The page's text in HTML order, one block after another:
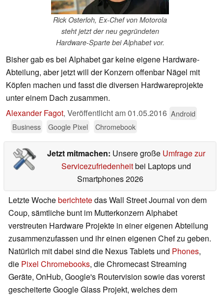
Rick Osterloh, Ex-Chef von Motorola
steht jetzt der neu gegründeten
Hardware-Sparte bei Alphabet vor.
Bisher gab es bei Alphabet gar keine eigene Hardware-
Abteilung, aber jetzt will der Konzern offenbar Nägel mit
Köpfen machen und fasst die diversen Hardwareprojekte
unter einem Dach zusammen.
Alexander Fagot, Veröffentlicht am01.05.2016 Android
Business
Google Pixel Chromebook
Jetzt mitmachen: Unsere große Umfrage zur
Servicezufriedenheitbei Laptops und
Smartphones 2026
Letzte Wocheberichtetedas Wall Street Journal von dem
Coup, sämtliche bunt im Mutterkonzern Alphabet
verstreuten Hardware Projekte in einer eigenen Abteilung
zusammenzufassen und ihr einen eigenen Chef zu geben.
Natürlich mit dabei sind die Nexus Tablets und Phones,
die Pixel Chromebooks, die Chromecast Streaming
Geräte, OnHub, Google's Routervision sowie das vorerst
gescheiterte Google Glass Projekt, welches dem